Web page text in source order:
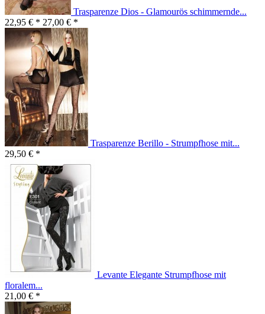
Trasparenze Dios - Glamourös schimmernde...
22,95 € * 27,00 € *
Trasparenze Berillo - Strumpfhose mit...
29,50 € *
Levante Elegante Strumpfhose mit
floralem...
21,00 € *